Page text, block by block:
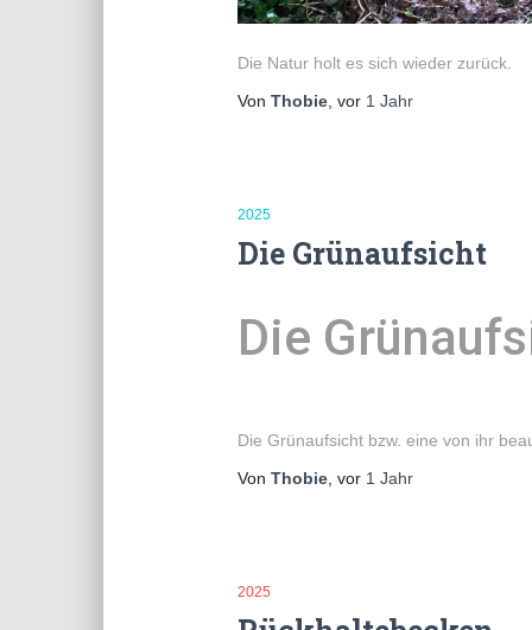
Die Natur holt es sich wieder zurück.
Von Thobie, vor 1 Jahr
2025
Die Grünaufsicht
Die
Die Grünaufsicht bzw. eine von ihr
Von Thobie, vor 1 Jahr
2025